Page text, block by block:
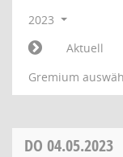
2023
Aktuell
Gremium
DO 04.05.2023